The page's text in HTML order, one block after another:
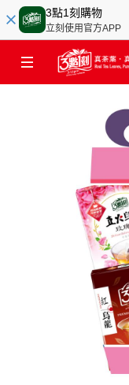
3點1刻購物
立刻使用官方APP